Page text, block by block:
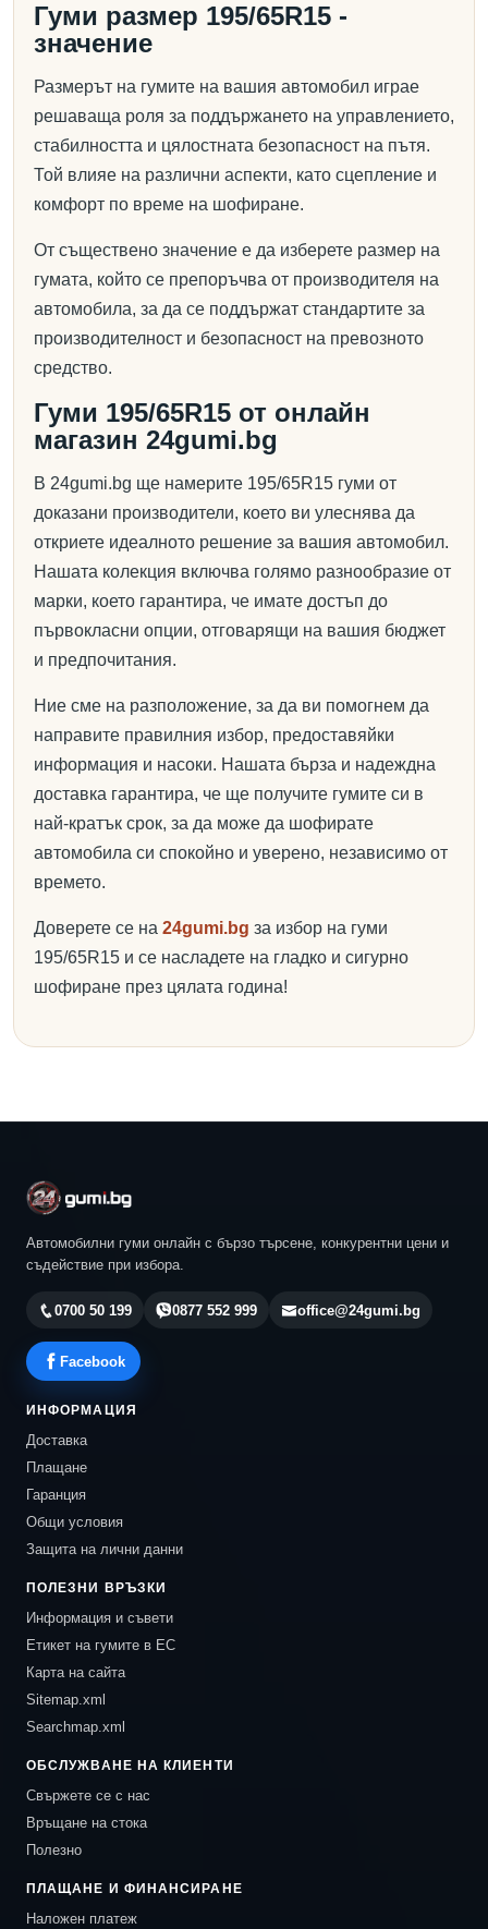
Гуми размер 195/65R15 -
значение
Размерът на гумите на вашия автомобил играе
решаваща роля за поддържането на управлението,
стабилността и цялостната безопасност на пътя.
Той влияе на различни аспекти, като сцепление и
комфорт по време на шофиране.
От съществено значение е да изберете размер на
гумата, който се препоръчва от производителя на
автомобила, за да се поддържат стандартите за
производителност и безопасност на превозното
средство.
Гуми 195/65R15 от онлайн
магазин 24gumi.bg
В 24gumi.bg ще намерите 195/65R15 гуми от
доказани производители, което ви улеснява да
откриете идеалното решение за вашия автомобил.
Нашата колекция включва голямо разнообразие от
марки, което гарантира, че имате достъп до
първокласни опции, отговарящи на вашия бюджет
и предпочитания.
Ние сме на разположение, за да ви помогнем да
направите правилния избор, предоставяйки
информация и насоки. Нашата бърза и надеждна
доставка гарантира, че ще получите гумите си в
най-кратък срок, за да може да шофирате
автомобила си спокойно и уверено, независимо от
времето.
Доверете се на 24gumi.bg за избор на гуми
195/65R15 и се насладете на гладко и сигурно
шофиране през цялата година!
Автомобилни гуми онлайн с бързо търсене, конкурентни цени и
съдействие при избора.
0700 50 199 0877 552 999 office@24gumi.bg
Facebook
ИНФОРМАЦИЯ
Доставка
Плащане
Гаранция
Общи условия
Защита на лични данни
ПОЛЕЗНИ ВРЪЗКИ
Информация и съвети
Етикет на гумите в ЕС
Карта на сайта
Sitemap.xml
Searchmap.xml
ОБСЛУЖВАНЕ НА КЛИЕНТИ
Свържете се с нас
Връщане на стока
Полезно
ПЛАЩАНЕ И ФИНАНСИРАНЕ
Наложен платеж